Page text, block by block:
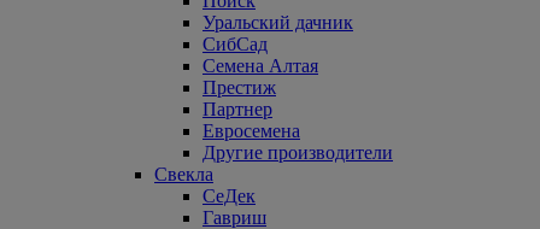
Уральский дачник
СибСад
Семена Алтая
Престиж
Партнер
Евросемена
Другие производители
Свекла
СеДек
Гавриш